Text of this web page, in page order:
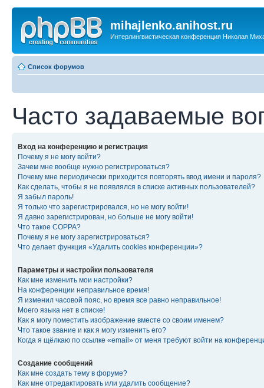
mihajlenko.anihost.ru
Интерлингвистическая конференция Николая
Список форумов
Часто задаваемые
Вход на конференцию и регистрация
Почему я не могу войти?
Зачем мне вообще нужно регистрироваться?
Почему мне периодически приходится повторять ввод имени и пароля?
Как сделать, чтобы я не появлялся в списке активных пользователей?
Я забыл пароль!
Я только что зарегистрировался, но не могу войти!
Я давно зарегистрирован, но больше не могу войти!
Что такое COPPA?
Почему я не могу зарегистрироваться?
Что делает функция «Удалить cookies конференции»?
Параметры и настройки пользователя
Как мне изменить мои настройки?
На конференции неправильное время!
Я изменил часовой пояс, но время все равно неправильное!
Моего языка нет в списке!
Как я могу поместить изображение вместе со своим именем?
Что такое звание и как я могу изменить его?
Когда я щёлкаю по ссылке «email» от меня требуют войти на
Создание сообщений
Как мне создать тему в форуме?
Как мне отредактировать или удалить сообщение?